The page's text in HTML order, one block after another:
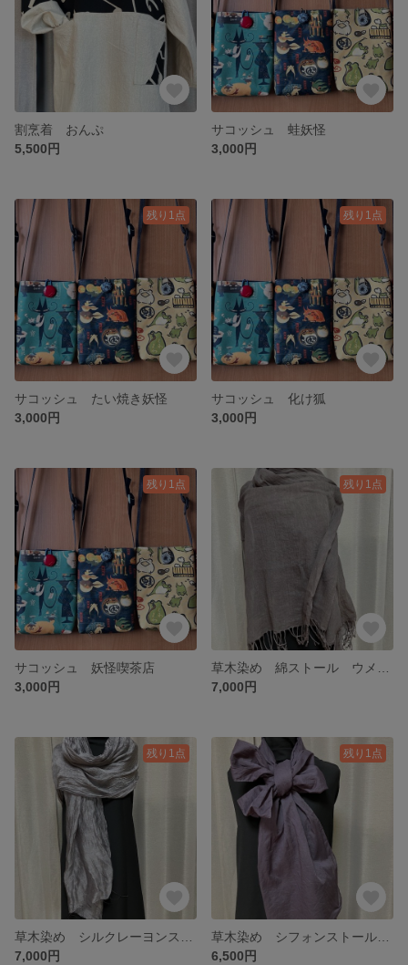
割烹着 おんぷ
5,500円
サコッシュ 蛙妖怪
3,000円
残り1点
サコッシュ たい焼き妖怪
3,000円
残り1点
サコッシュ 化け狐
3,000円
残り1点
サコッシュ 妖怪喫茶店
3,000円
残り1点
7,000円
残り1点
7,000円
残り1点
6,500円